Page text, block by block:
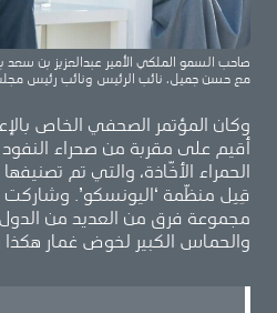
صاحب السمو الملكي الأمير عبدالعزيز بن سعد
مع حسن جميل، نائب الرئيس ونائب رئيس
وكان المؤتمر الصحفي الخاص
أقيم على مقربة من صحراء النفود
الحمراء الأخّاذة، والتي تم
قِبِل منظّمة ‘اليونسكو’.
مجموعة فرق من العديد من
والحماس الكبير لخوض غمار هكذا